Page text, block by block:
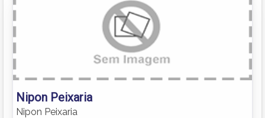
Nipon Peixaria
Nipon Peixaria